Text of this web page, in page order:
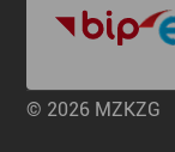
© 2026 MZKZG